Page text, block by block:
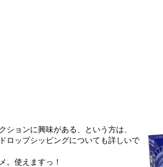
ョンに興味がある、という方は、
ロップシッピングについても詳しいで
。使えますっ！